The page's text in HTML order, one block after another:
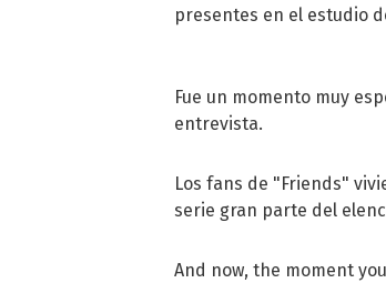
presentes en el estudio
Fue un momento muy
entrevista.
Los fans de "Friends"
serie gran parte del
And now, the moment